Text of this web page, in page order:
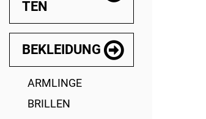
TEN
BEKLEIDUNG
ARMLINGE
BRILLEN